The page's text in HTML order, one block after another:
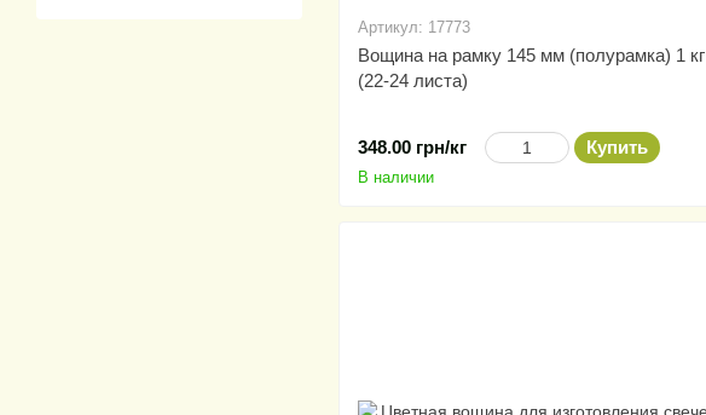
Артикул: 17773
Вощина на рамку 145 мм (полурамка) 1 кг
(22-24 листа)
348.00 грн/кг Купить
В наличии